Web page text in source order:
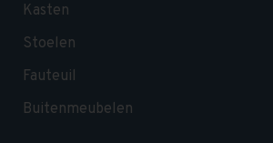
Kasten
Stoelen
Fauteuil
Buitenmeubelen